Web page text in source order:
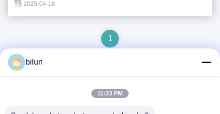
2025-04-18
1
bilun
11:23 PM